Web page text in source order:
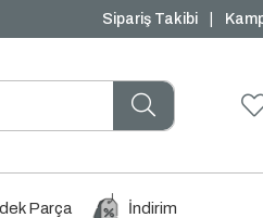
₺1000 ve Üzeri Ücretsiz Kargo
Sipariş Takibi
Parça İndirim